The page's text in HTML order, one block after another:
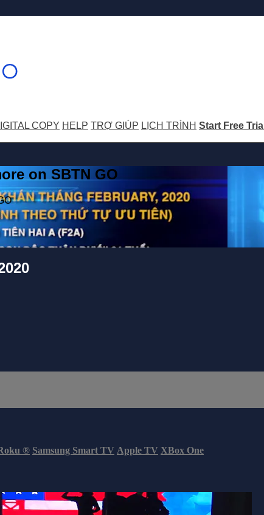
COPY HELP TRỢ GIÚP LỊCH TRÌNH Start Free Trial
on SBTN GO
® Samsung Smart TV Apple TV XBox One